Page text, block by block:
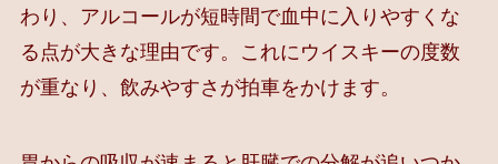
わり、アルコールが短時間で血中に入りやすくな
る点が大きな理由です。これにウイスキーの度数
が重なり、飲みやすさが拍車をかけます。